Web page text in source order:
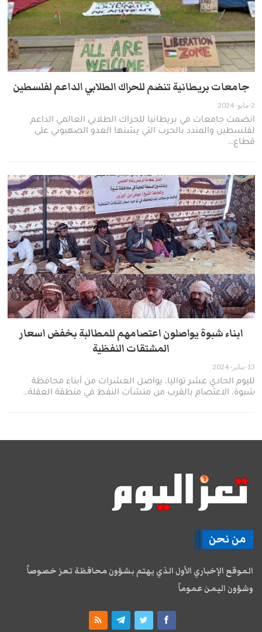
جامعات بريطانية تنضم للحراك الطلابي الداعم لفلسطين
2-مايو- 2024
انضمت جامعات في بريطانيا للحراك الطلابي العالمي الداعم
لفلسطين والمندد بالحرب التي يشنها العدو الصهيوني على
قطاع…
ابناء شبوة يواصلون اعتصامهم للمطالبة بخفض اسعار
المشتقات النفظية
13-يناير- 2024
لليوم الحادي عشر تواليا، يواصل العشرات من أبناء محافظة
شبوة، الاعتصام بالقرب من منشآت النفط في منطقة العقلة…
من نحن
الموقع الإخباري الأول الذي يهتم بشؤون محافظة تعز خصوصاً
وشؤون اليمن عموماً